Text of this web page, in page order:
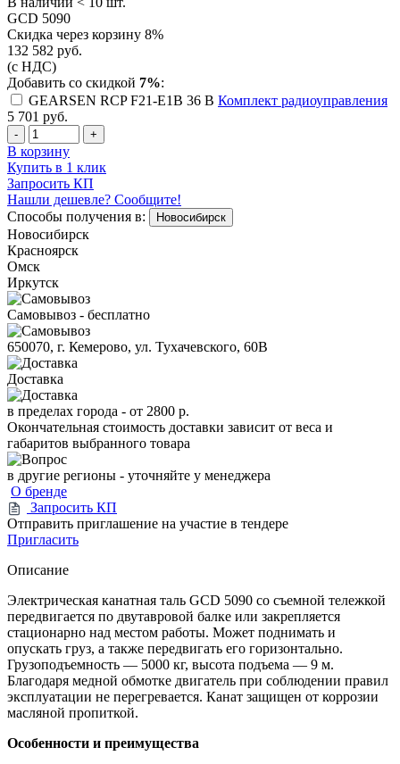
GCD 5090
Скидка через корзину 8%
132 582 руб.
(с НДС)
Добавить со скидкой 7%:
GEARSEN RCP F21-E1B 36 B Комплект радиоуправления
5 701 руб.
- +
В корзину
Купить в 1 клик
Запросить КП
Нашли дешевле? Сообщите!
Способы получения в:
Новосибирск
Новосибирск
Красноярск
Омск
Иркутск
Самовывоз - бесплатно
650070, г. Кемерово, ул. Тухачевского, 60В
Доставка
в пределах города - от 2800 р.
Окончательная стоимость доставки зависит от веса и
габаритов выбранного товара
в другие регионы - уточняйте у менеджера
О бренде
Запросить КП
Отправить приглашение на участие в тендере
Пригласить
Описание
Электрическая канатная таль GCD 5090 со съемной тележкой
передвигается по двутавровой балке или закрепляется
стационарно над местом работы. Может поднимать и
опускать груз, а также передвигать его горизонтально.
Грузоподъемность — 5000 кг, высота подъема — 9 м.
Благодаря медной обмотке двигатель при соблюдении правил
эксплуатации не перегревается. Канат защищен от коррозии
масляной пропиткой.
Особенности и преимущества